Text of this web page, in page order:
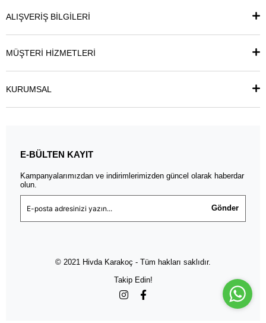
ALIŞVERİŞ BİLGİLERİ
MÜŞTERİ HİZMETLERİ
KURUMSAL
E-BÜLTEN KAYIT
Kampanyalarımızdan ve indirimlerimizden güncel olarak haberdar
olun.
Gönder
© 2021 Hivda Karakoç - Tüm hakları saklıdır.
Takip Edin!